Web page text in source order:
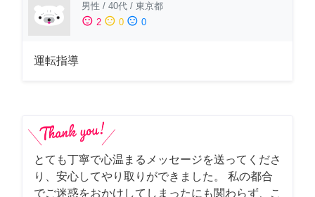
男性 / 40代 / 東京都
sentiment_satisfied 2 sentiment_neutral 0 sentiment_dissatisfied 0
運転指導
とても丁寧で心温まるメッセージを送ってくださ
り、安心してやり取りができました。 私の都合
でご迷惑をおかけしてしまったにも関わらず、こ